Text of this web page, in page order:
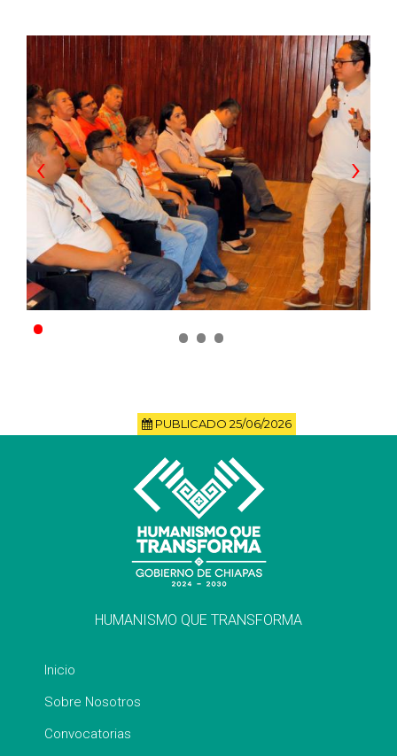
‹ ›
PUBLICADO 25/06/2026
HUMANISMO QUE TRANSFORMA
Inicio
Sobre Nosotros
Convocatorias